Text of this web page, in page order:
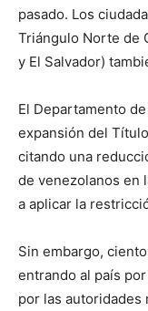
pasado. Los
Triángulo Norte de
y El Salvador)
El Departamento
expansión del
citando una
de venezolanos en
a aplicar la
Sin embargo,
entrando al país
por las autoridades